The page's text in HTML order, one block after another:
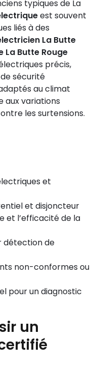
typiques de La
est souvent
liés à des
La Butte
La Butte Rouge
précis,
sécurité
au climat
aux variations
les surtensions.
et
et disjoncteur
et l’efficacité de la
détection de
non-conformes ou
pour un diagnostic
un